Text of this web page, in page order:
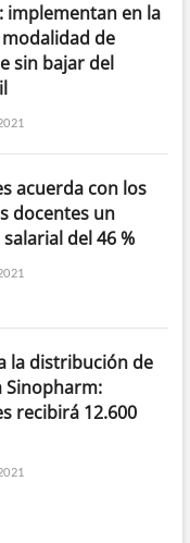
implementan en la
de
sin bajar del
acuerda con los
docentes un
del 46 %
la distribución de
Sinopharm:
recibirá 12.600